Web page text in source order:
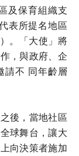
及保育組織支
表所提名地區
。「大使」將
，與政府、企
請不 同年齡層
後，當地社區
球舞台，讓大
向決策者施加